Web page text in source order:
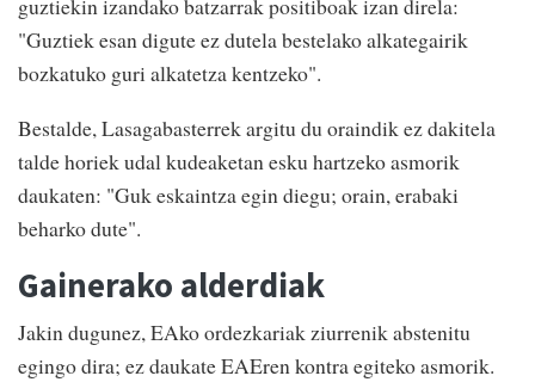
guztiekin izandako batzarrak positiboak izan direla:
"Guztiek esan digute ez dutela bestelako alkategairik
bozkatuko guri alkatetza kentzeko".
Bestalde, Lasagabasterrek argitu du oraindik ez dakitela
talde horiek udal kudeaketan esku hartzeko asmorik
daukaten: "Guk eskaintza egin diegu; orain, erabaki
beharko dute".
Gainerako alderdiak
Jakin dugunez, EAko ordezkariak ziurrenik abstenitu
egingo dira; ez daukate EAEren kontra egiteko asmorik.